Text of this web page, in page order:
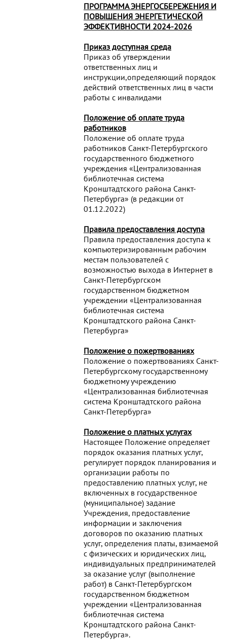
ПРОГРАММА ЭНЕРГОСБЕРЕЖЕНИЯ И
ПОВЫШЕНИЯ ЭНЕРГЕТИЧЕСКОЙ
ЭФФЕКТИВНОСТИ 2024-2026
Приказ доступная среда
Приказ об утверждении
ответственных лиц и
инструкции,определяющий порядок
действий ответственных лиц в части
работы с инвалидами
Положение об оплате труда
работников
Положение об оплате труда
работников Санкт-Петербургского
государственного бюджетного
учреждения «Централизованная
библиотечная система
Кронштадтского района Санкт-
Петербурга» (в редакции от
01.12.2022)
Правила предоставления доступа
Правила предоставления доступа к
компьютеризированным рабочим
местам пользователей с
возможностью выхода в Интернет в
Санкт-Петербургском
государственном бюджетном
учреждении «Централизованная
библиотечная система
Кронштадтского района Санкт-
Петербурга»
Положение о пожертвованиях
Положение о пожертвованиях Санкт-
Петербургскому государственному
бюджетному учреждению
«Централизованная библиотечная
система Кронштадтского района
Санкт-Петербурга»
Положение о платных услугах
Настоящее Положение определяет
порядок оказания платных услуг,
регулирует порядок планирования и
организации работы по
предоставлению платных услуг, не
включенных в государственное
(муниципальное) задание
Учреждения, предоставление
информации и заключения
договоров по оказанию платных
услуг, определения платы, взимаемой
с физических и юридических лиц,
индивидуальных предпринимателей
за оказание услуг (выполнение
работ) в Санкт-Петербургском
государственном бюджетном
учреждении «Централизованная
библиотечная система
Кронштадтского района Санкт-
Петербурга».